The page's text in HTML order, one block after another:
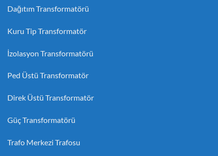
Dağıtım Transformatörü
Kuru Tip Transformatör
İzolasyon Transformatörü
Ped Üstü Transformatör
Direk Üstü Transformatör
Güç Transformatörü
Trafo Merkezi Trafosu